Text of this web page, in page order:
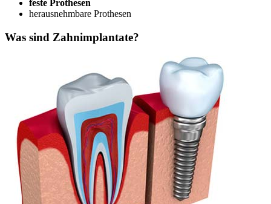
feste Prothesen
herausnehmbare Prothesen
Was sind Zahnimplantate?